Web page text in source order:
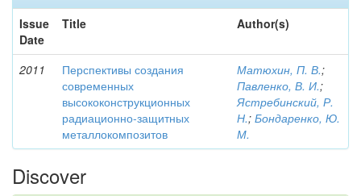
Issue
Date
Title Author(s)
2011
Перспективы создания
современных
высококонструкционных
радиационно-защитных
металлокомпозитов
Матюхин, П. В.;
Павленко, В. И.;
Ястребинский, Р.
Н.; Бондаренко, Ю.
М.
Discover